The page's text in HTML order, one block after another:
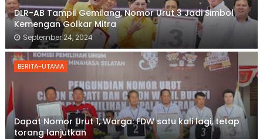
DLR-AB Tampil Gemilang, Nomor Urut 3 Jadi Simbol
Kemengan Golkar Mitra
September 24, 2024
BERITA-UTAMA
Dapat Nomor Urut 1, Warga: FDW satu kali lagi, tetap
torang lanjutkan